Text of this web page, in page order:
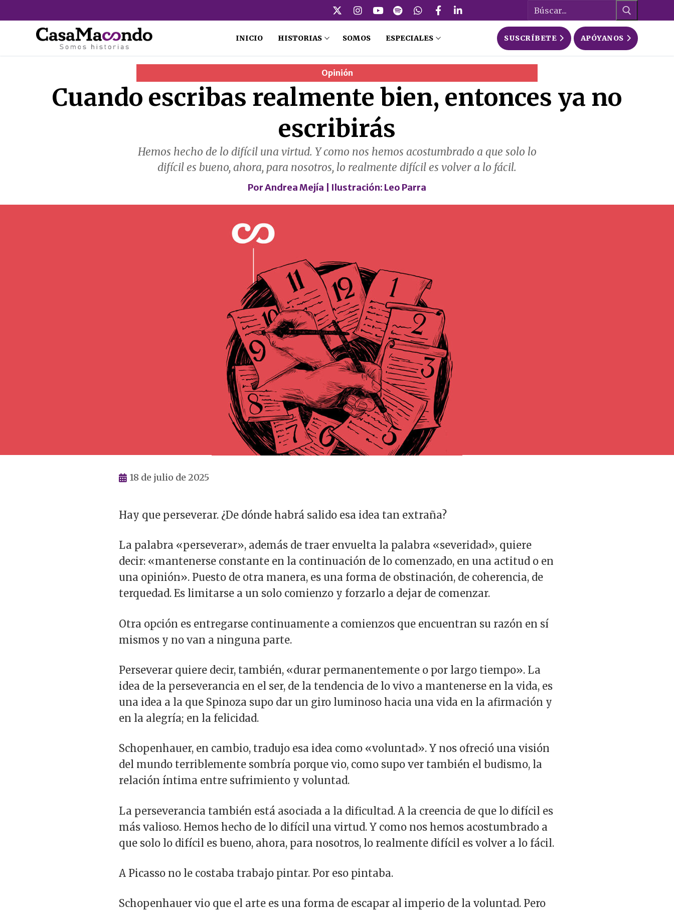
al
contenido
INICIO HISTORIAS SOMOS ESPECIALES SUSCRÍBETE APÓYANOS
Opinión
Cuando escribas realmente bien, entonces ya no
escribirás
Hemos hecho de lo difícil una virtud. Y como nos hemos acostumbrado a que solo lo
difícil es bueno, ahora, para nosotros, lo realmente difícil es volver a lo fácil.
PorAndrea Mejía | Ilustración: Leo Parra
18 de julio de 2025
Hay que perseverar. ¿De dónde habrá salido esa idea tan extraña?
La palabra «perseverar», además de traer envuelta la palabra «severidad», quiere
decir: «mantenerse constante en la continuación de lo comenzado, en una actitud o en
una opinión». Puesto de otra manera, es una forma de obstinación, de coherencia, de
terquedad. Es limitarse a un solo comienzo y forzarlo a dejar de comenzar.
Otra opción es entregarse continuamente a comienzos que encuentran su razón en sí
mismos y no van a ninguna parte.
Perseverar quiere decir, también, «durar permanentemente o por largo tiempo». La
idea de la perseverancia en el ser, de la tendencia de lo vivo a mantenerse en la vida, es
una idea a la que Spinoza supo dar un giro luminoso hacia una vida en la afirmación y
en la alegría; en la felicidad.
Schopenhauer, en cambio, tradujo esa idea como «voluntad». Y nos ofreció una visión
del mundo terriblemente sombría porque vio, como supo ver también el budismo, la
relación íntima entre sufrimiento y voluntad.
La perseverancia también está asociada a la dificultad. A la creencia de que lo difícil es
más valioso. Hemos hecho de lo difícil una virtud. Y como nos hemos acostumbrado a
que solo lo difícil es bueno, ahora, para nosotros, lo realmente difícil es volver a lo fácil.
A Picasso no le costaba trabajo pintar. Por eso pintaba.
Schopenhauer vio que el arte es una forma de escapar al imperio de la voluntad. Pero